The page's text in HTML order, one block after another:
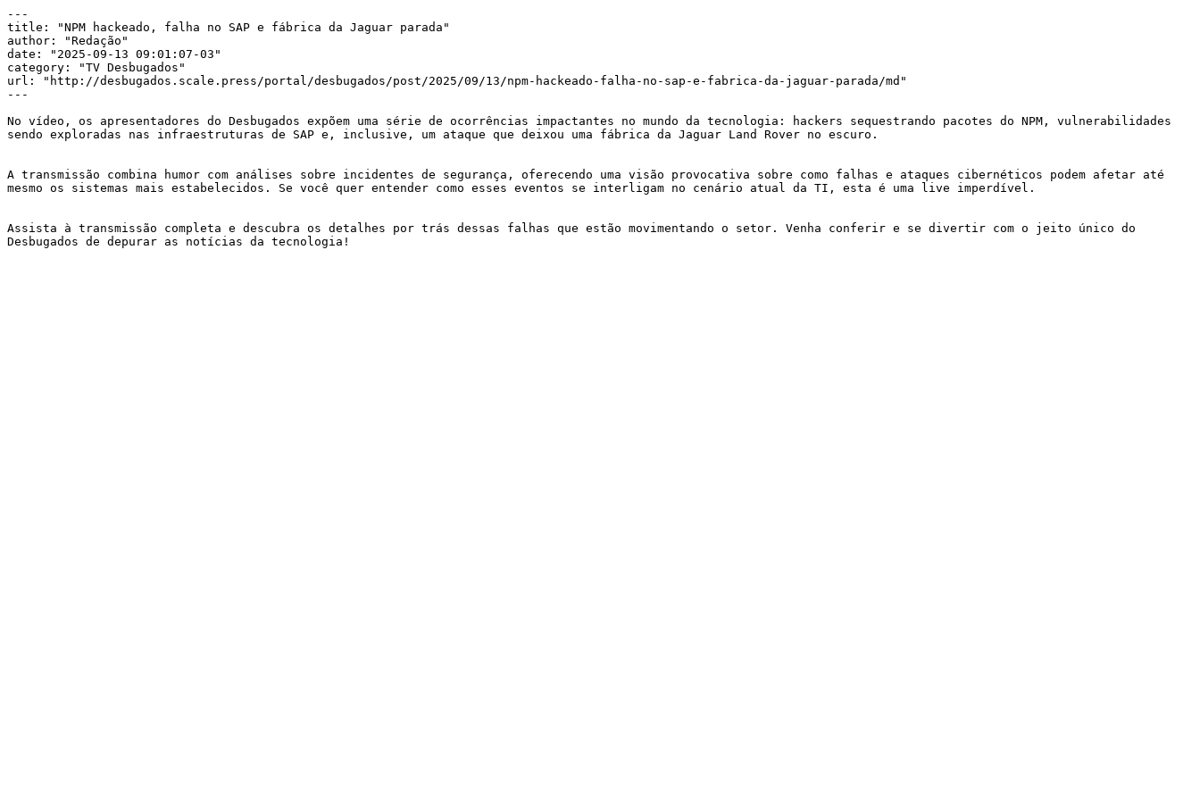
---
title: "NPM hackeado, falha no SAP e fábrica da Jaguar parada"
author: "Redação"
date: "2025-09-13 09:01:07-03"
category: "TV Desbugados"
url: "http://desbugados.scale.press/portal/desbugados/post/2025/09/13/npm-hackeado-falha-no-sap-e-fabrica-da-jaguar-parada/md"
---
No vídeo, os apresentadores do Desbugados expõem uma série de ocorrências impactantes no mundo da tecnologia: hackers sequestrando pacotes do NPM, vulnerabilidades
sendo exploradas nas infraestruturas de SAP e, inclusive, um ataque que deixou uma fábrica da Jaguar Land Rover no escuro.
A transmissão combina humor com análises sobre incidentes de segurança, oferecendo uma visão provocativa sobre como falhas e ataques cibernéticos podem afetar até
mesmo os sistemas mais estabelecidos. Se você quer entender como esses eventos se interligam no cenário atual da TI, esta é uma live imperdível.
Assista à transmissão completa e descubra os detalhes por trás dessas falhas que estão movimentando o setor. Venha conferir e se divertir com o jeito único do
Desbugados de depurar as notícias da tecnologia!